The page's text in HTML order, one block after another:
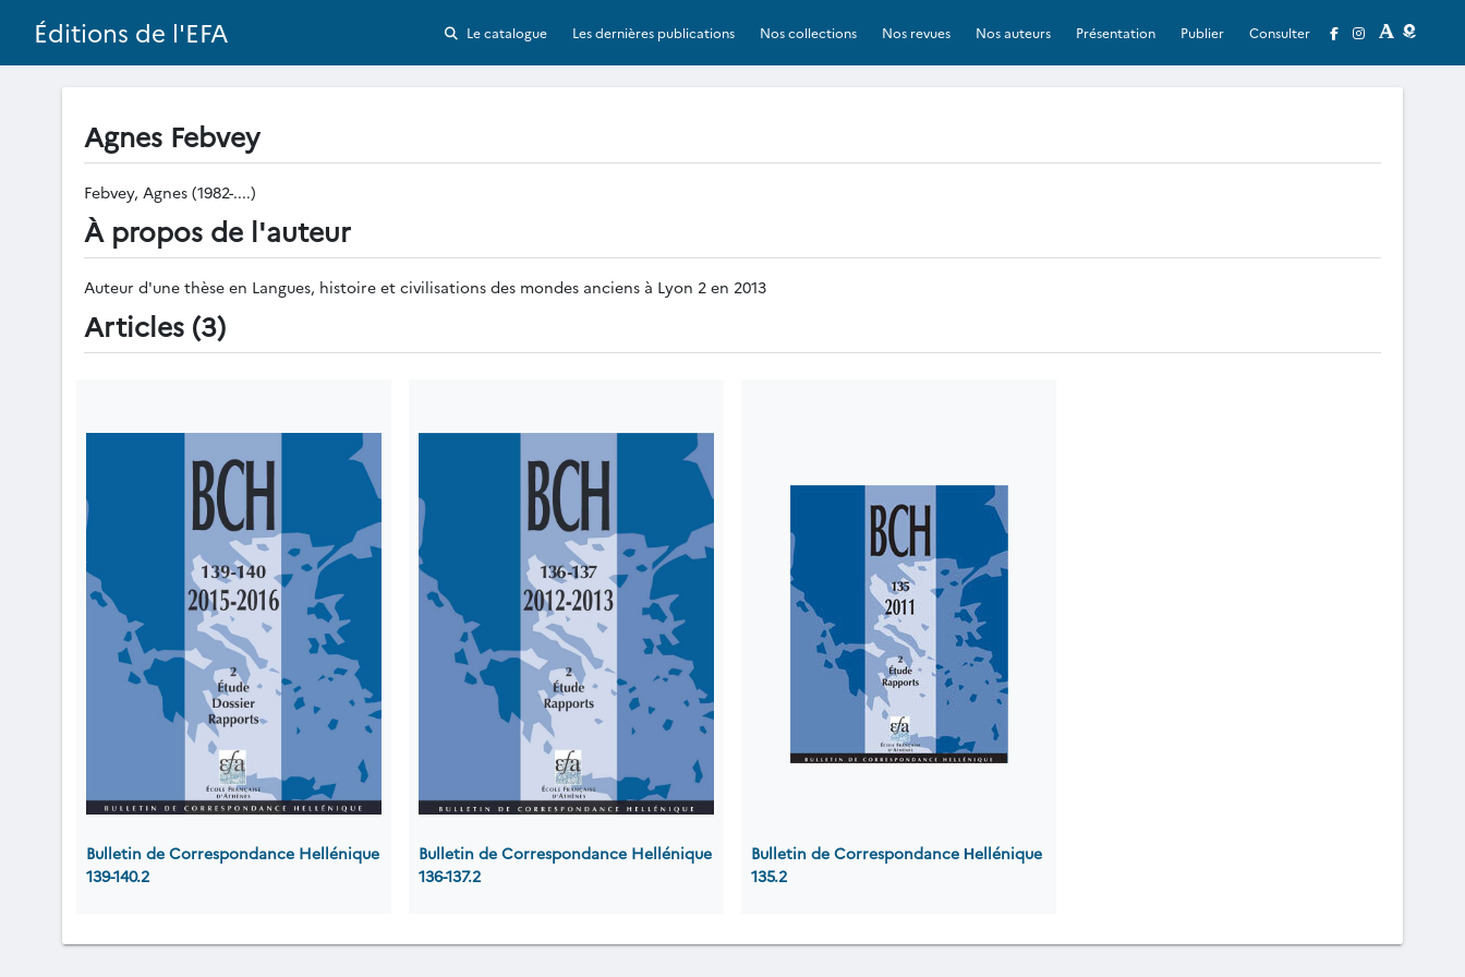
Éditions de l'EFA Le catalogue Les dernières publications Nos collections Nos revues Nos auteurs Présentation Publier Consulter
Agnes Febvey
Febvey, Agnes (1982-....)
À propos de l'auteur
Auteur d'une thèse en Langues, histoire et civilisations des mondes anciens à Lyon 2 en 2013
Articles (3)
Bulletin de Correspondance Hellénique
139-140.2
Bulletin de Correspondance Hellénique
136-137.2
Bulletin de Correspondance Ηellénique
135.2